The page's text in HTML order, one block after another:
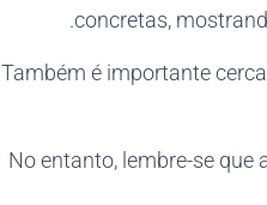
concretas,
Também é importante
No entanto, lembre-se que